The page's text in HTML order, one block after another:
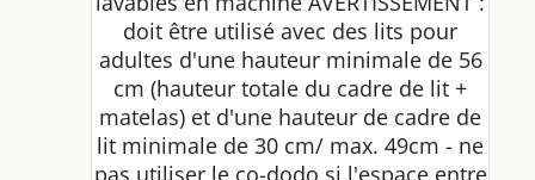
doit être utilisé avec des lits pour
adultes d'une hauteur minimale de 56
cm (hauteur totale du cadre de lit +
matelas) et d'une hauteur de cadre de
lit minimale de 30 cm/ max. 49cm - ne
pas utiliser le co-dodo si l'espace entre